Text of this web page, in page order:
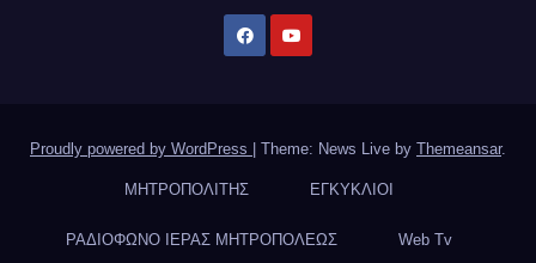
Proudly powered by WordPress Theme: News Live by Themeansar.
ΜΗΤΡΟΠΟΛΙΤΗΣ ΕΓΚΥΚΛΙΟΙ
ΡΑΔΙΟΦΩΝΟ ΙΕΡΑΣ ΜΗΤΡΟΠΟΛΕΩΣ Web Tv